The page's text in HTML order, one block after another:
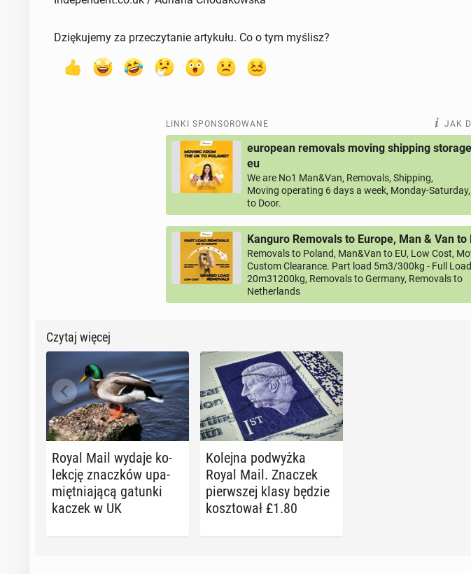
Dziękujemy za przeczytanie artykułu. Co o tym myślisz?
LINKI SPONSOROWANE JAK
european removals moving shipping
eu
We are No1 Man&Van, Removals, Shipping,
Moving operating 6 days a week, Monday-
to Door.
Kanguro Removals to Europe, Man & Van to
Removals to Poland, Man&Van to EU, Low Cost,
Custom Clearance. Part load 5m3/300kg - Full Load
20m31200kg, Removals to Germany, Removals to
Netherlands
Czytaj więcej
Royal Mail wydaje ko­
lek­cję znacz­ków upa­
mięt­nia­ją­cą gatunki
kaczek w UK
Kolejna pod­wyż­ka
Royal Mail. Znaczek
pierw­szej klasy będzie
kosz­to­wał £1.80